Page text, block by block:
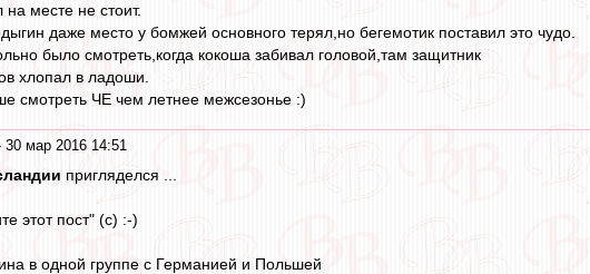
месте не стоит.
даже место у бомжей основного терял,но бегемотик поставил это чудо.
было смотреть,когда кокоша забивал головой,там защитник
хлопал в ладоши.
смотреть ЧЕ чем летнее межсезонье :)
30 мар 2016 14:51
пригляделся ...
этот пост" (c) :-)
в одной группе с Германией и Польшей